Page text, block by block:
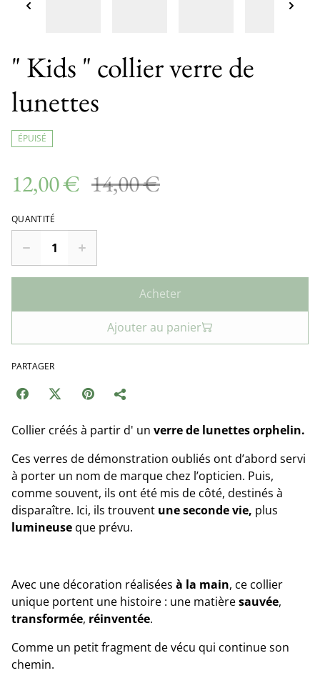
" Kids " collier verre de
lunettes
ÉPUISÉ
12,00 € 14,00 €
QUANTITÉ
Acheter
Ajouter au panier
PARTAGER
Collier créés à partir d' un verre de lunettes orphelin.
Ces verres de démonstration oubliés ont d’abord servi
à porter un nom de marque chez l’opticien. Puis,
comme souvent, ils ont été mis de côté, destinés à
disparaître. Ici, ils trouvent une seconde vie, plus
lumineuse que prévu.
Avec une décoration réalisées à la main, ce collier
unique portent une histoire : une matièresauvée,
transformée, réinventée.
Comme un petit fragment de vécu qui continue son
chemin.